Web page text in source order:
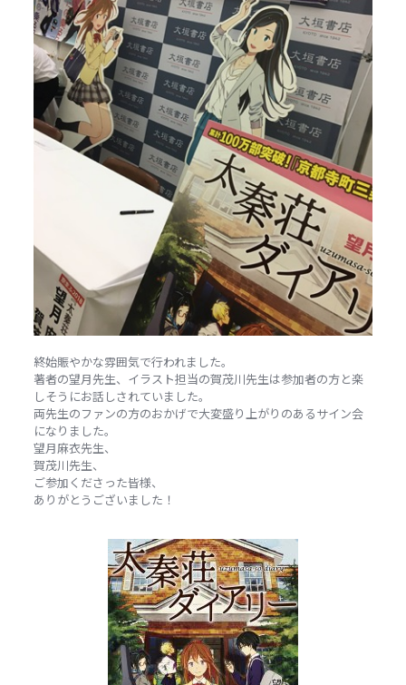
終始賑やかな雰囲気で行われました。
著者の望月先生、イラスト担当の賀茂川先生は参加者の方と楽
しそうにお話しされていました。
両先生のファンの方のおかげで大変盛り上がりのあるサイン会
になりました。
望月麻衣先生、
賀茂川先生、
ご参加くださった皆様、
ありがとうございました！